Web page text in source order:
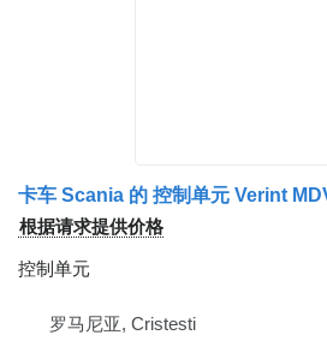
卡车 Scania 的 控制单元 Verint
根据请求提供价格
控制单元
罗马尼亚, Cristesti